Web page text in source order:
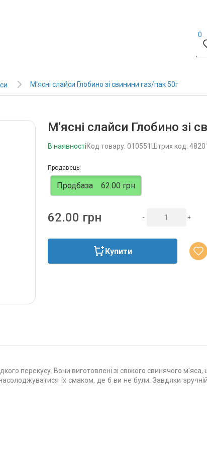
0
М'ясні слайси Глобино зі свинини газ/пак 50г
М'ясні слайси Глобино зі
В наявностіКод товару: 010551 Штрих код:
Продавець:
Продбаза 62.00 грн
62.00 грн - +
Купити
перекусу. Вони виготовлені зі свіжого свинячого м'яса,
їх смаком, де б ви не були. Завдяки